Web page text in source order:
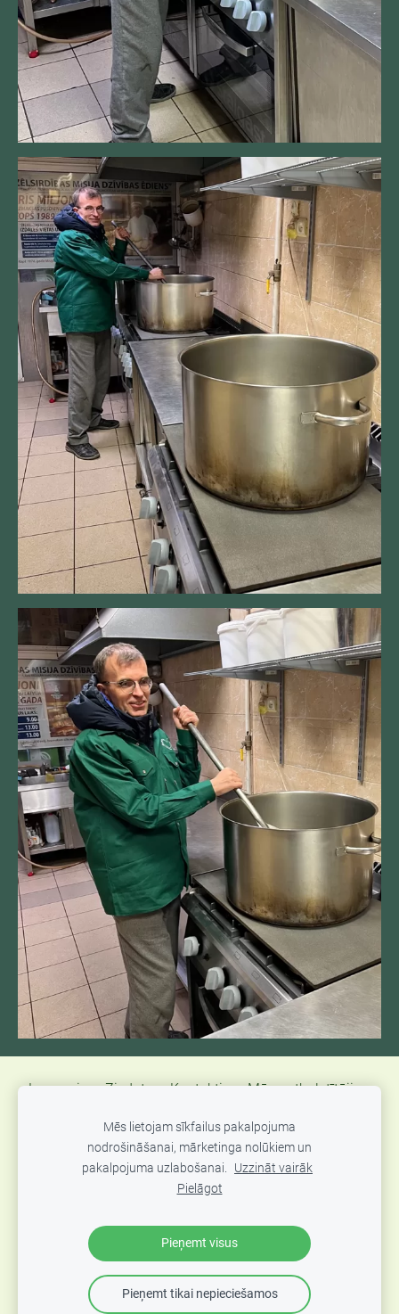
Jaunumi Ziedot Kontakti
Mūsu atbalstītāji
Atsauksmes
Atbalsts Ukrainas kara bēgļiem
Sīkdatnes
"Mozello" sociālās atbildības projekts, atbalstot "Dzīvības
Ēdiens" krīzes virtuvi 🍲
Mēs lietojam sīkfailus pakalpojuma
nodrošināšanai, mārketinga nolūkiem un
pakalpojuma uzlabošanai. Uzzināt vairāk
Pielāgot
Pieņemt visus
Pieņemt tikai nepieciešamos